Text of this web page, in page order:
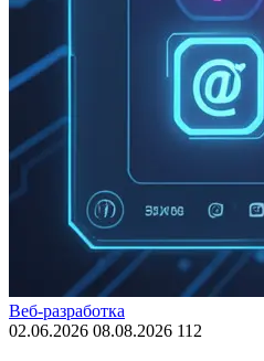
Веб-разработка
02.06.2026 08.08.2026 112